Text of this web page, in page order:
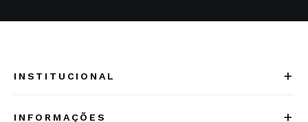
INSTITUCIONAL +
INFORMAÇÕES +